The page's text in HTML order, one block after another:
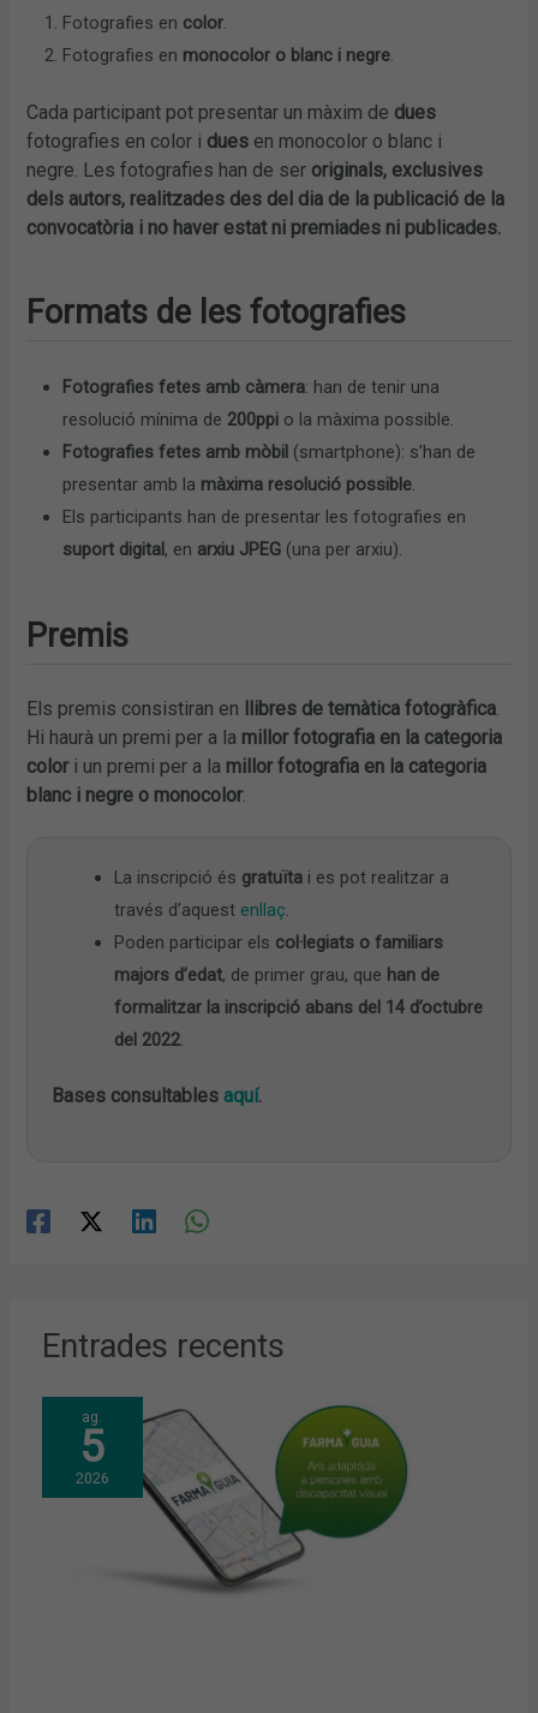
Fotografies en color.
Fotografies en monocolor o blanc i negre.
Cada participant pot presentar un màxim de dues
fotografies en color i dues en monocolor o blanc i
negre. Les fotografies han de ser originals, exclusives
dels autors, realitzades des del dia de la publicació de la
convocatòria i no haver estat ni premiades ni publicades.
Formats de les fotografies
Fotografies fetes amb càmera: han de tenir una
resolució mínima de 200ppi o la màxima possible.
Fotografies fetes amb mòbil (smartphone): s’han de
presentar amb la màxima resolució possible.
Els participants han de presentar les fotografies en
suport digital, en arxiu JPEG (una per arxiu).
Premis
Els premis consistiran en llibres de temàtica fotogràfica
Hi haurà un premi per a la millor fotografia en la categoria
colori un premi per a la millor fotografia en la categoria
blanc i negre o monocolor.
La inscripció és gratuïta i es pot realitzar a
través d’aquest enllaç
Poden participar els col·legiats o familiars
majors d’edat, de primer grau, que han de
formalitzar la inscripció abans del 14 d’octubre
del 2022
Bases consultablesaquí.
Entrades recents
ag.
5
2026